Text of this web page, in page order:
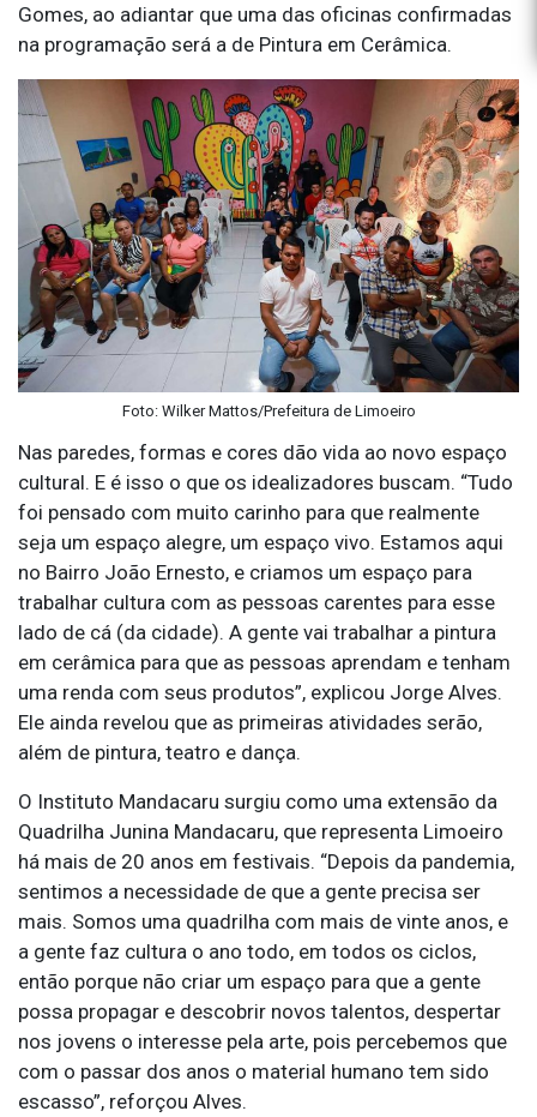
Gomes, ao adiantar que uma das oficinas confirmadas
na programação será a de Pintura em Cerâmica.
Foto: Wilker Mattos/Prefeitura de Limoeiro
Nas paredes, formas e cores dão vida ao novo espaço
cultural. E é isso o que os idealizadores buscam. “Tudo
foi pensado com muito carinho para que realmente
seja um espaço alegre, um espaço vivo. Estamos aqui
no Bairro João Ernesto, e criamos um espaço para
trabalhar cultura com as pessoas carentes para esse
lado de cá (da cidade). A gente vai trabalhar a pintura
em cerâmica para que as pessoas aprendam e tenham
uma renda com seus produtos”, explicou Jorge Alves.
Ele ainda revelou que as primeiras atividades serão,
além de pintura, teatro e dança.
O Instituto Mandacaru surgiu como uma extensão da
Quadrilha Junina Mandacaru, que representa Limoeiro
há mais de 20 anos em festivais. “Depois da pandemia,
sentimos a necessidade de que a gente precisa ser
mais. Somos uma quadrilha com mais de vinte anos, e
a gente faz cultura o ano todo, em todos os ciclos,
então porque não criar um espaço para que a gente
possa propagar e descobrir novos talentos, despertar
nos jovens o interesse pela arte, pois percebemos que
com o passar dos anos o material humano tem sido
escasso”, reforçou Alves.